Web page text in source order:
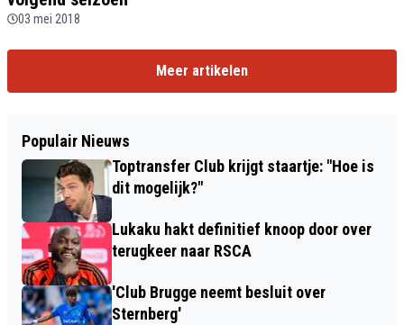
03 mei 2018
Meer artikelen
Populair Nieuws
Toptransfer Club krijgt staartje: "Hoe is
dit mogelijk?"
Lukaku hakt definitief knoop door over
terugkeer naar RSCA
'Club Brugge neemt besluit over
Sternberg'